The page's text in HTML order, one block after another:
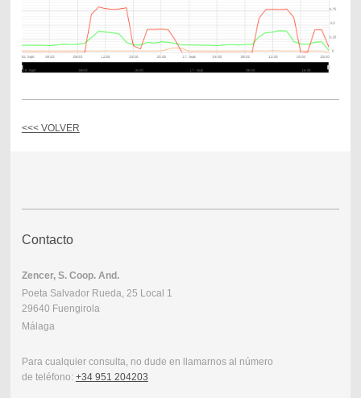
<<< VOLVER
Contacto
Zencer, S. Coop. And.
Poeta Salvador Rueda, 25 Local 1
29640 Fuengirola
Málaga
Para cualquier consulta, no dude en llamarnos al número
de teléfono: +34 951 204203